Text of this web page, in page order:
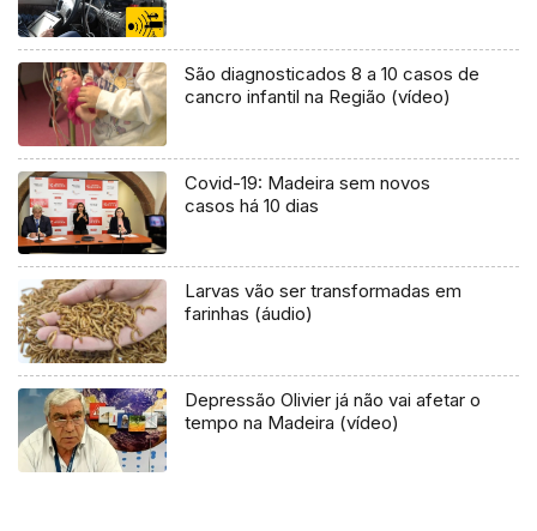
São diagnosticados 8 a 10 casos de
cancro infantil na Região (vídeo)
Covid-19: Madeira sem novos
casos há 10 dias
Larvas vão ser transformadas em
farinhas (áudio)
Depressão Olivier já não vai afetar o
tempo na Madeira (vídeo)